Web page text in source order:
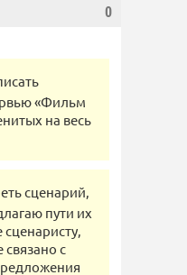
0
«Фильм
на весь
сценарий,
пути их
с